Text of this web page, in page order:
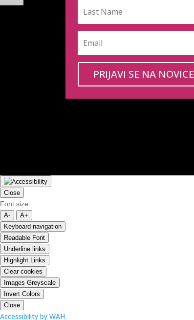
PRIJAVI SE NA NOVICE
Close
Font size
A-
A+
Keyboard navigation
Readable Font
Underline links
Highlight Links
Clear cookies
Images Greyscale
Invert Colors
Close
Accessibility by WAH